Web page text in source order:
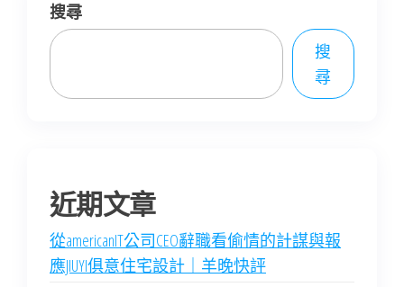
搜尋
搜
尋
近期文章
從americanIT公司CEO辭職看偷情的計謀與報
應JIUYI俱意住宅設計｜羊晚快評